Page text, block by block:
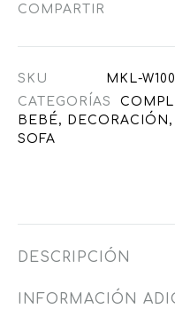
COMPARTIR
SKU
MKL-
CATEGORÍAS
BEBÉ, DECORACIÓN ,
SOFA
DESCRIPCIÓN
INFORMACIÓN